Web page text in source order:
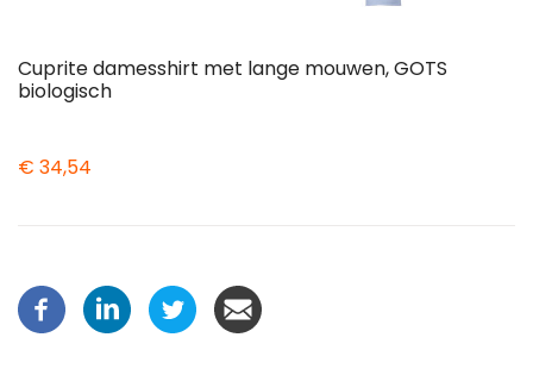
Cuprite damesshirt met lange mouwen, GOTS
biologisch
€ 34,54